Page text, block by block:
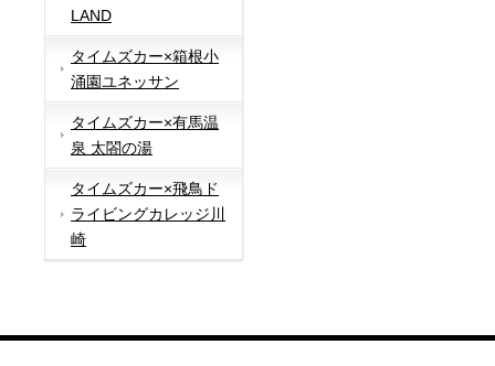
LAND
タイムズカー×箱根小
涌園ユネッサン
タイムズカー×有馬温
泉 太閤の湯
タイムズカー×飛鳥ド
ライビングカレッジ川
崎